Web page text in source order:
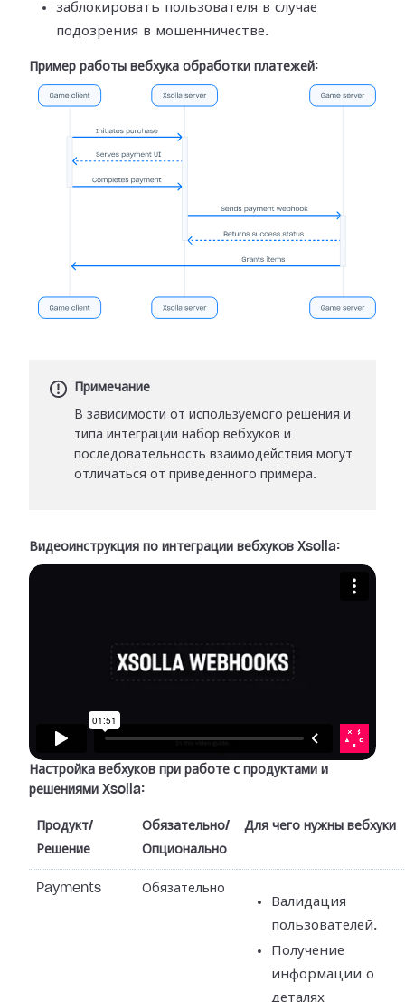
заблокировать пользователя в случае
подозрения в мошенничестве.
Пример работы вебхука обработки платежей:
Примечание
В зависимости от используемого решения и
типа интеграции набор вебхуков и
последовательность взаимодействия могут
отличаться от приведенного примера.
Видеоинструкция по интеграции вебхуков Xsolla:
Настройка вебхуков при работе с продуктами и
решениями Xsolla:
Продукт/
Решение
Обязательно/
Опционально
Для чего нужны вебхуки
Payments Обязательно
Валидация
пользователей.
Получение
информации о
деталях